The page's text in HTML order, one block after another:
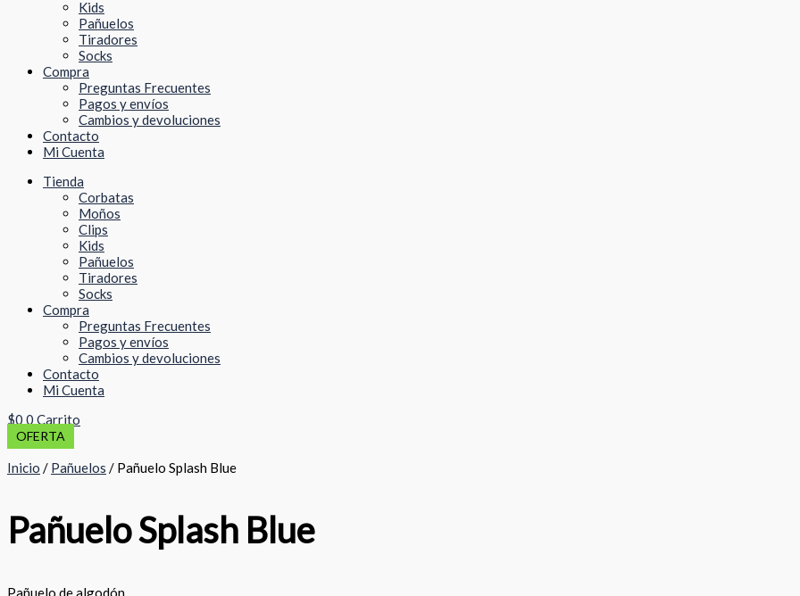
Kids
Pañuelos
Tiradores
Socks
Compra
Preguntas Frecuentes
Pagos y envíos
Cambios y devoluciones
Contacto
Mi Cuenta
Tienda
Corbatas
Moños
Clips
Kids
Pañuelos
Tiradores
Socks
Compra
Preguntas Frecuentes
Pagos y envíos
Cambios y devoluciones
Contacto
Mi Cuenta
$0 0 Carrito
OFERTA
Inicio / Pañuelos / Pañuelo Splash Blue
Pañuelo Splash Blue
Pañuelo de algodón